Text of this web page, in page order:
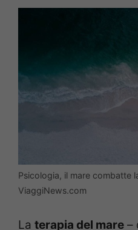
Psicologia, il mare combatte
ViaggiNews.com
La terapia del mare –